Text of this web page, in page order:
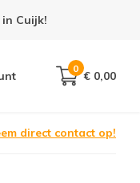
geopend!
0
€ 0,00
direct contact op!